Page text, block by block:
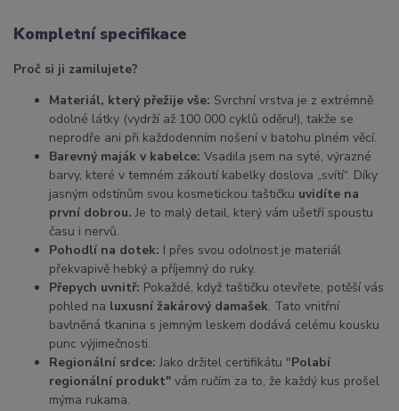
Kompletní specifikace
Proč si ji zamilujete?
Materiál, který přežije vše: Svrchní vrstva je z extrémně
odolné látky (vydrží až 100 000 cyklů oděru!), takže se
neprodře ani při každodenním nošení v batohu plném věcí.
Barevný maják v kabelce: Vsadila jsem na syté, výrazné
barvy, které v temném zákoutí kabelky doslova „svítí“. Díky
jasným odstínům svou kosmetickou taštičku uvidíte na
první dobrou. Je to malý detail, který vám ušetří spoustu
času i nervů.
Pohodlí na dotek: I přes svou odolnost je materiál
překvapivě hebký a příjemný do ruky.
Přepych uvnitř: Pokaždé, když taštičku otevřete, potěší vás
pohled na luxusní žakárový damašek. Tato vnitřní
bavlněná tkanina s jemným leskem dodává celému kousku
punc výjimečnosti.
Regionální srdce: Jako držitel certifikátu "Polabí
regionální produkt" vám ručím za to, že každý kus prošel
mýma rukama.